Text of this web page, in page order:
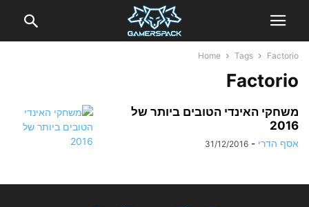
Home Tags Factorio
Factorio
משחקי האינדי הטובים ביותר של
2016
אסף הדרי -
31/12/2016